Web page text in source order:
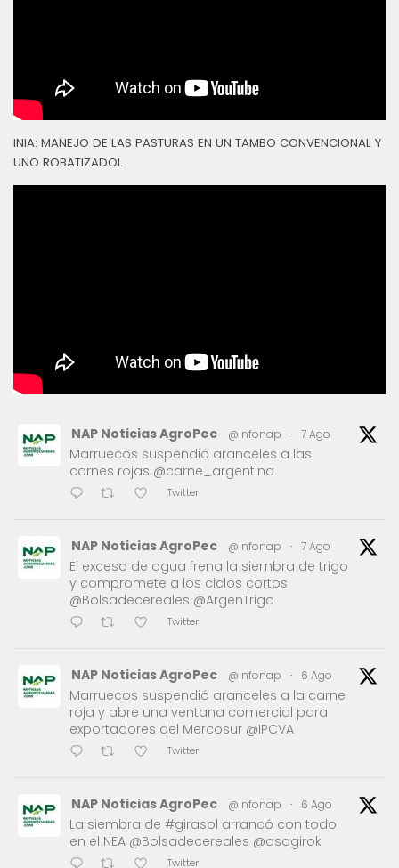
INIA: MANEJO DE LAS PASTURAS EN UN TAMBO CONVENCIONAL Y
UNO ROBATIZADOL
NAP Noticias AgroPec @infonap · 7 Ago
Marruecos suspendió aranceles a las
carnes rojas @carne_argentina
Twitter
NAP Noticias AgroPec @infonap · 7 Ago
El exceso de agua frena la siembra de trigo
y compromete a los ciclos cortos
@Bolsadecereales @ArgenTrigo
Twitter
NAP Noticias AgroPec @infonap · 6 Ago
Marruecos suspendió aranceles a la carne
roja y abre una ventana comercial para
exportadores del Mercosur @IPCVA
Twitter
NAP Noticias AgroPec @infonap · 6 Ago
La siembra de #girasol arrancó con todo
en el NEA @Bolsadecereales @asagirok
Twitter